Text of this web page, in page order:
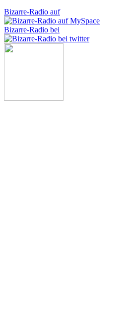
Bizarre-Radio auf
Bizarre-Radio bei